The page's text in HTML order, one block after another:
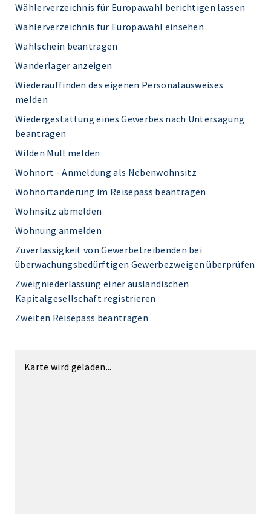
Wählerverzeichnis für Europawahl berichtigen lassen
Wählerverzeichnis für Europawahl einsehen
Wahlschein beantragen
Wanderlager anzeigen
Wiederauffinden des eigenen Personalausweises
melden
Wiedergestattung eines Gewerbes nach Untersagung
beantragen
Wilden Müll melden
Wohnort - Anmeldung als Nebenwohnsitz
Wohnortänderung im Reisepass beantragen
Wohnsitz abmelden
Wohnung anmelden
Zuverlässigkeit von Gewerbetreibenden bei
überwachungsbedürftigen Gewerbezweigen überprüfen
Zweigniederlassung einer ausländischen
Kapitalgesellschaft registrieren
Zweiten Reisepass beantragen
Karte wird geladen...